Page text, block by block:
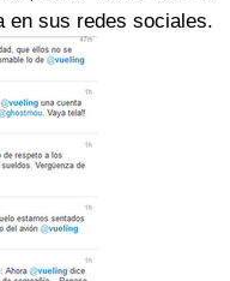
en sus redes sociales.